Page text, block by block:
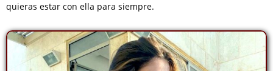
quieras estar con ella para siempre.